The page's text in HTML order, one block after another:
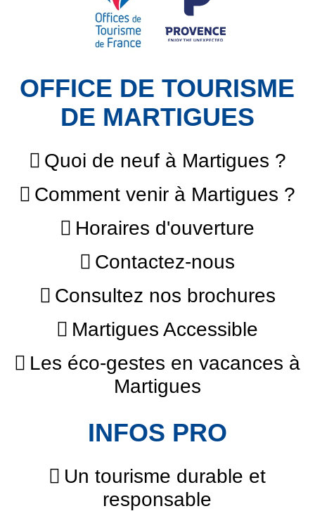
OFFICE DE TOURISME
DE MARTIGUES
Quoi de neuf à Martigues ?
Comment venir à Martigues ?
Horaires d'ouverture
Contactez-nous
Consultez nos brochures
Martigues Accessible
Les éco-gestes en vacances à
Martigues
INFOS PRO
Un tourisme durable et
responsable